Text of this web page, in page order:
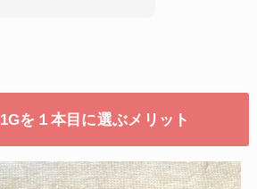
を１本目に選ぶメリット